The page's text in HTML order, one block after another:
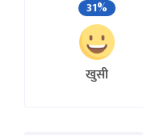
31%
खुसी